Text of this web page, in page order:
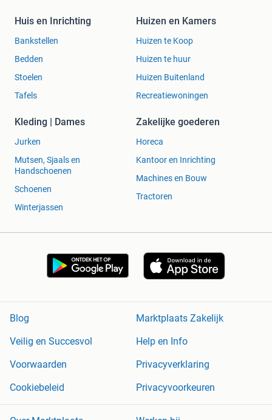
Huis en Inrichting
Bankstellen
Bedden
Stoelen
Tafels
Huizen en Kamers
Huizen te Koop
Huizen te huur
Huizen Buitenland
Recreatiewoningen
Kleding | Dames
Jurken
Mutsen, Sjaals en
Handschoenen
Schoenen
Winterjassen
Zakelijke goederen
Horeca
Kantoor en Inrichting
Machines en Bouw
Tractoren
Blog
Marktplaats Zakelijk
Veilig en Succesvol
Help en Info
Voorwaarden
Privacyverklaring
Cookiebeleid
Privacyvoorkeuren